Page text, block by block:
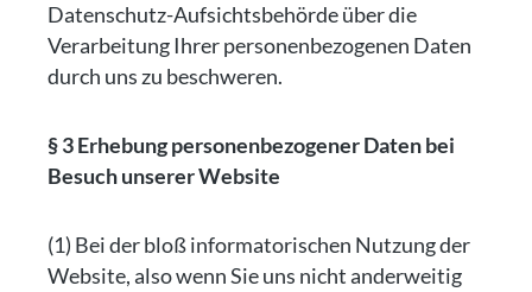
Datenschutz-Aufsichtsbehörde über die
Verarbeitung Ihrer personenbezogenen Daten
durch uns zu beschweren.
§ 3 Erhebung personenbezogener Daten bei
Besuch unserer Website
(1) Bei der bloß informatorischen Nutzung der
Website, also wenn Sie uns nicht anderweitig